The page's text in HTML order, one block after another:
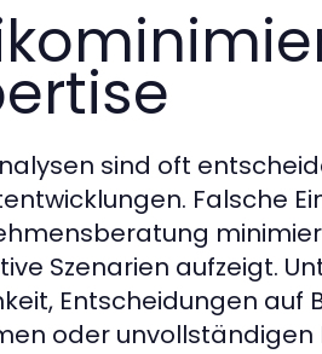
sind oft
Falsche
Szenarien aufzeigt.
Entscheidungen auf
oder unvollständigen